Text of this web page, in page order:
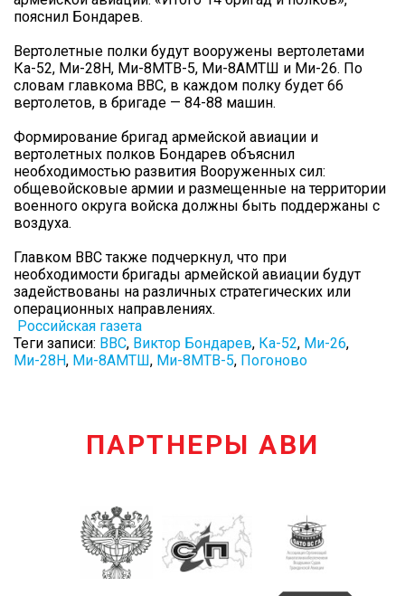
пояснил Бондарев.
Вертолетные полки будут вооружены вертолетами
Ка-52, Ми-28Н, Ми-8МТВ-5, Ми-8АМТШ и Ми-26. По
словам главкома ВВС, в каждом полку будет 66
вертолетов, в бригаде — 84-88 машин.
Формирование бригад армейской авиации и
вертолетных полков Бондарев объяснил
необходимостью развития Вооруженных сил:
общевойсковые армии и размещенные на территории
военного округа войска должны быть поддержаны с
воздуха.
Главком ВВС также подчеркнул, что при
необходимости бригады армейской авиации будут
задействованы на различных стратегических или
операционных направлениях.
Российская газета
Теги записи: ВВС, Виктор Бондарев, Ка-52, Ми-26,
Ми-28Н, Ми-8АМТШ, Ми-8МТВ-5, Погоново
ПАРТНЕРЫ АВИ